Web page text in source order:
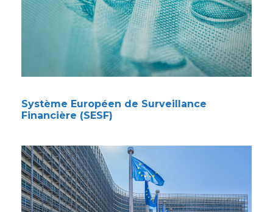
Système Européen de Surveillance
Financière (SESF)